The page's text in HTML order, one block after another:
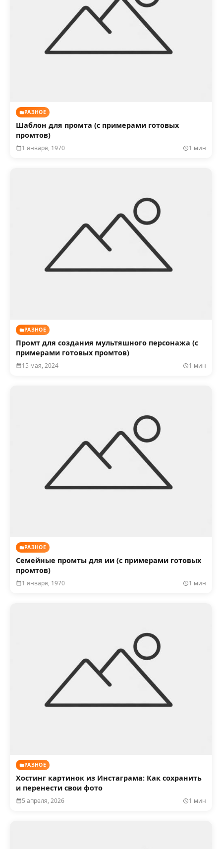
РАЗНОЕ
Шаблон для промта (с примерами готовых
промтов)
1 января, 1970 1 мин
РАЗНОЕ
Промт для создания мультяшного персонажа (с
примерами готовых промтов)
15 мая, 2024 1 мин
РАЗНОЕ
Семейные промты для ии (с примерами готовых
промтов)
1 января, 1970 1 мин
РАЗНОЕ
Хостинг картинок из Инстаграма: Как сохранить
и перенести свои фото
5 апреля, 2026 1 мин